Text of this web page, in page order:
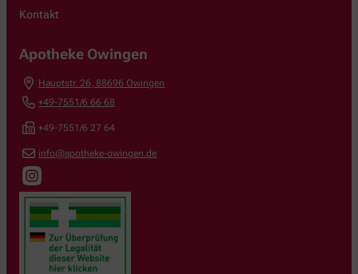
Kontakt
Apotheke Owingen
Hauptstr. 26 88696 Owingen
+49-7551/6 66 68
+49-7551/6 27 64
info@apotheke-owingen.de